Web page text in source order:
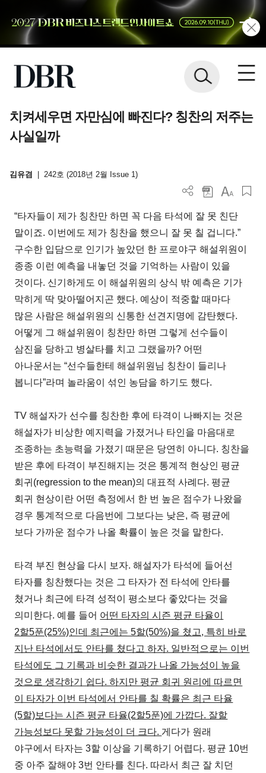
치켜세우면 자만심에 빠진다? 칭찬의 저주는
사실일까
김유겸 242호 (2018년 2월 Issue 1)
“타자들이 제가 칭찬만 하면 꼭 다음 타석에 잘 못 친단
말이죠. 이번에도 제가 칭찬을 했으니 잘 못 칠 겁니다.”
구수한 입담으로 인기가 높았던 한 프로야구 해설위원이
종종 이런 예측을 내놓던 것을 기억하는 사람이 있을
것이다. 신기하게도 이 해설위원의 상식 밖 예측은 기가
막히게 딱 맞아떨어지곤 했다. 예상이 적중할 때마다
많은 사람은 해설위원의 신통한 선견지명에 감탄했다.
어떻게 그 해설위원이 칭찬만 하면 그렇게 선수들이
삼진을 당하고 병살타를 치고 그랬을까? 어떤
아나운서는 “선수들한테 해설위원님 칭찬이 들리나
봅니다”라며 놀라움이 섞인 농담을 하기도 했다.
TV 해설자가 선수를 칭찬한 후에 타격이 나빠지는 것은
해설자가 비상한 예지력을 가졌거나 타인을 마음대로
조종하는 초능력을 가졌기 때문은 당연히 아니다. 칭찬을
받은 후에 타격이 부진해지는 것은 통계적 현상인 평균
회귀(regression to the mean)의 대표적 사례다. 평균
회귀 현상이란 어떤 측정에서 한 번 높은 점수가 나왔을
경우 통계적으로 다음번에 그보다는 낮은, 즉 평균에
보다 가까운 점수가 나올 확률이 높은 것을 말한다.
타격 부진 현상을 다시 보자. 해설자가 타석에 들어선
타자를 칭찬했다는 것은 그 타자가 전 타석에 안타를
쳤거나 최근에 타격 성적이 평소보다 좋았다는 것을
의미한다. 예를 들어 어떤 타자의 시즌 평균 타율이
2할5푼(25%)인데 최근에는 5할(50%)을 쳤고, 특히 바로
지난 타석에서도 안타를 쳤다고 하자. 일반적으로는 이번
타석에도 그 기록과 비슷한 결과가 나올 가능성이 높을
것으로 생각하기 쉽다. 하지만 평균 회귀 원리에 따르면
이 타자가 이번 타석에서 안타를 칠 확률은 최근 타율
(5할)보다는 시즌 평균 타율(2할5푼)에 가깝다. 잘할
가능성보다 못할 가능성이 더 크다. 게다가 원래
야구에서 타자는 3할 이상을 기록하기 어렵다. 평균 10번
중 아주 잘해야 3번 안타를 친다. 따라서 최근 잘 치던